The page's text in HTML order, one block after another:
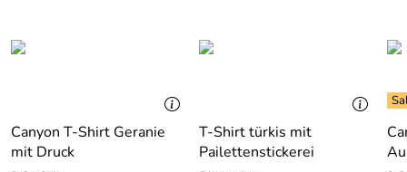
Canyon T-Shirt Geranie
mit Druck
T-Shirt türkis mit
Pailettenstickerei